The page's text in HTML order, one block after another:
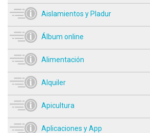
Aislamientos y Pladur
Álbum online
Alimentación
Alquiler
Apicultura
Aplicaciones y App